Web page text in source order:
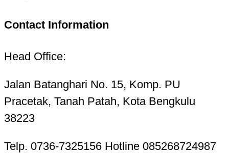
Contact Information
Head Office:
Jalan Batanghari No. 15, Komp. PU
Pracetak, Tanah Patah, Kota Bengkulu
38223
Telp. 0736-7325156 Hotline 085268724987